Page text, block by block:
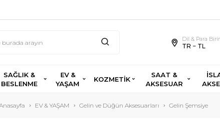
Dil & Para
TR − TL
SAĞLIK &
BESLENME
EV &
YAŞAM
KOZMETİK
SAAT &
AKSESUAR
EV & YAŞAM Gelin ve Düğün Aksesuarları Gelin Şemsiye